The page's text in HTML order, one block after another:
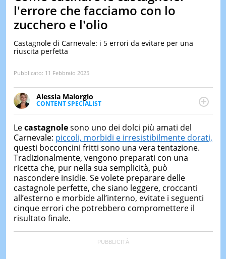
OGGI
LE
IERI
l'errore che facciamo con lo
zucchero e l'olio
Castagnole di Carnevale: i 5 errori da evitare per una
riuscita perfetta
Pubblicato: 11 Febbraio 2025
Alessia Malorgio
CONTENT SPECIALIST
Ha conseguito un Master in Marketing Management
occupa della creazione di contenuti in ottica SEO e
dello sviluppo di strategie marketing attraverso
canali digitali.
Lecastagnolesono uno dei dolci più amati del
Carnevale: piccoli, morbidi e irresistibilmente dorati,
questi bocconcini fritti sono una vera tentazione.
Tradizionalmente, vengono preparati con una
ricetta che, pur nella sua semplicità, può
nascondere insidie. Se volete preparare delle
castagnole perfette, che siano leggere, croccanti
all’esterno e morbide all’interno, evitate i seguenti
cinque errori che potrebbero compromettere il
risultato finale.